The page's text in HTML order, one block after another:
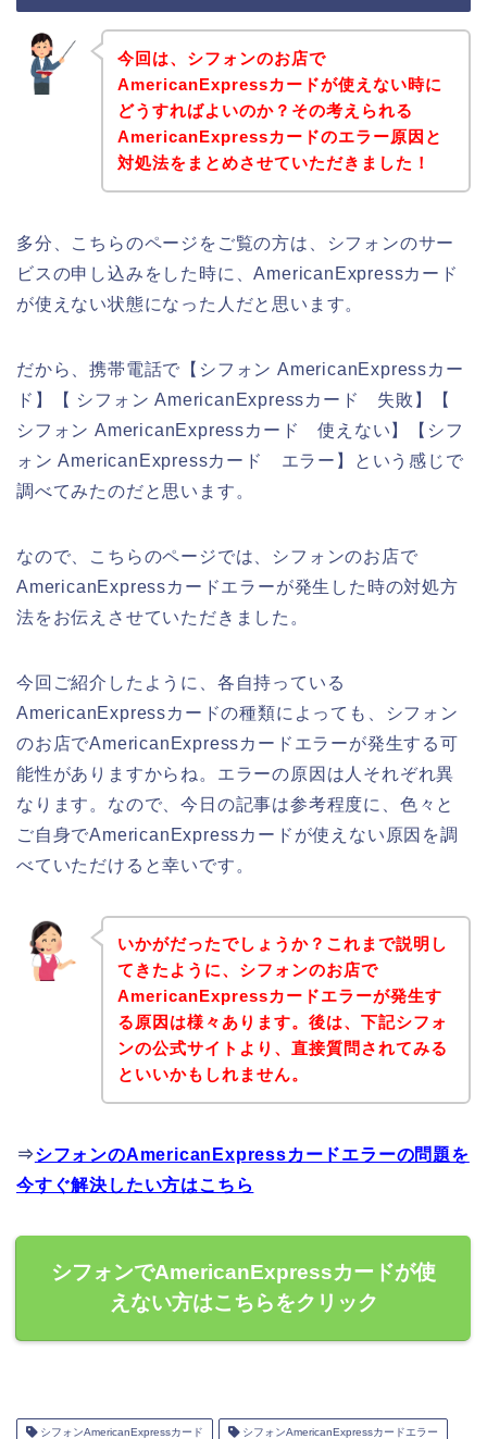
今回は、シフォンのお店で
AmericanExpressカードが使えない時に
どうすればよいのか？その考えられる
AmericanExpressカードのエラー原因と
対処法をまとめさせていただきました！
多分、こちらのページをご覧の方は、シフォンのサー
ビスの申し込みをした時に、AmericanExpressカード
が使えない状態になった人だと思います。
だから、携帯電話で【シフォン AmericanExpressカー
ド】【 シフォン AmericanExpressカード 失敗】【
シフォン AmericanExpressカード 使えない】【シフ
ォン AmericanExpressカード エラー】という感じで
調べてみたのだと思います。
なので、こちらのページでは、シフォンのお店で
AmericanExpressカードエラーが発生した時の対処方
法をお伝えさせていただきました。
今回ご紹介したように、各自持っている
AmericanExpressカードの種類によっても、シフォン
のお店でAmericanExpressカードエラーが発生する可
能性がありますからね。エラーの原因は人それぞれ異
なります。なので、今日の記事は参考程度に、色々と
ご自身でAmericanExpressカードが使えない原因を調
べていただけると幸いです。
いかがだったでしょうか？これまで説明し
てきたように、シフォンのお店で
AmericanExpressカードエラーが発生す
る原因は様々あります。後は、下記シフォ
ンの公式サイトより、直接質問されてみる
といいかもしれません。
⇒シフォンのAmericanExpressカードエラーの問題を
今すぐ解決したい方はこちら
シフォンでAmericanExpressカードが使
えない方はこちらをクリック
シフォンAmericanExpressカード シフォンAmericanExpressカードエラー